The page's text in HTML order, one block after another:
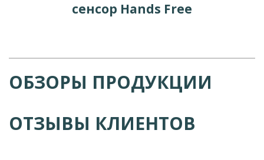
сенсор Hands Free
ОБЗОРЫ ПРОДУКЦИИ
ОТЗЫВЫ КЛИЕНТОВ